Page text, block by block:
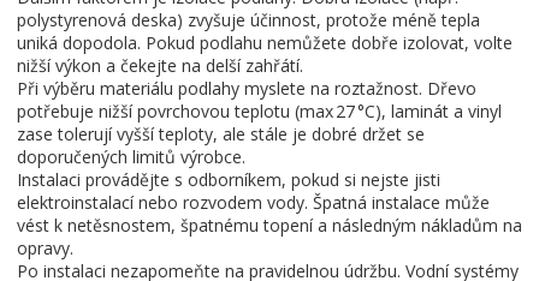
polystyrenová deska) zvyšuje účinnost, protože méně tepla
uniká dopodola. Pokud podlahu nemůžete dobře izolovat, volte
nižší výkon a čekejte na delší zahřátí.
Při výběru materiálu podlahy myslete na roztažnost. Dřevo
potřebuje nižší povrchovou teplotu (max 27 °C), laminát a vinyl
zase tolerují vyšší teploty, ale stále je dobré držet se
doporučených limitů výrobce.
Instalaci provádějte s odborníkem, pokud si nejste jisti
elektroinstalací nebo rozvodem vody. Špatná instalace může
vést k netěsnostem, špatnému topení a následným nákladům na
opravy.
Po instalaci nezapomeňte na pravidelnou údržbu. Vodní systémy